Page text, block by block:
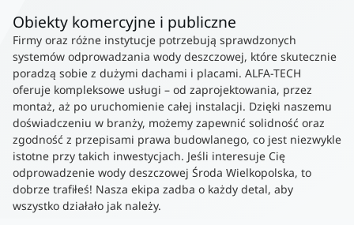
Obiekty komercyjne i publiczne
Firmy oraz różne instytucje potrzebują sprawdzonych
systemów odprowadzania wody deszczowej, które skutecznie
poradzą sobie z dużymi dachami i placami. ALFA-TECH
oferuje kompleksowe usługi – od zaprojektowania, przez
montaż, aż po uruchomienie całej instalacji. Dzięki naszemu
doświadczeniu w branży, możemy zapewnić solidność oraz
zgodność z przepisami prawa budowlanego, co jest niezwykle
istotne przy takich inwestycjach. Jeśli interesuje Cię
odprowadzenie wody deszczowej Środa Wielkopolska, to
dobrze trafiłeś! Nasza ekipa zadba o każdy detal, aby
wszystko działało jak należy.